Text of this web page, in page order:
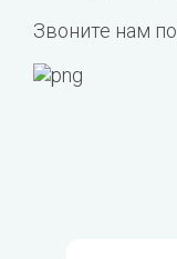
Звоните нам